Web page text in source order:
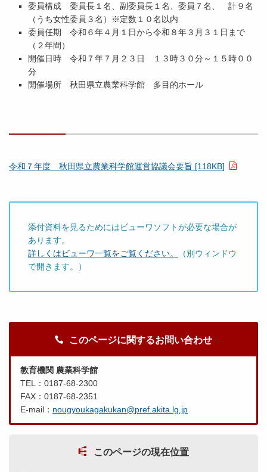
委員構成 委員長１名、副委員長１名、委員７名、 計９名
（うち女性委員３名）※定数１０名以内
委員任期 令和６年４月１日から令和８年３月３１日まで
（２年間）
開催日時 令和７年７月２３日 １３時３０分～１５時００
分
開催場所 秋田県立農業科学館 多目的ホール
令和７年度 秋田県立農業科学館運営協議会要旨 [118KB]
添付資料を見るためにはビューワソフトが必要な場合が
あります。
詳しくはビューワ一覧をご覧ください。
（別ウィンドウ
で開きます。）
このページに関するお問い合わせ
教育機関 農業科学館
TEL：0187-68-2300
FAX：0187-68-2351
E-mail： nougyoukagakukan@pref.akita.lg.jp
このページの現在位置